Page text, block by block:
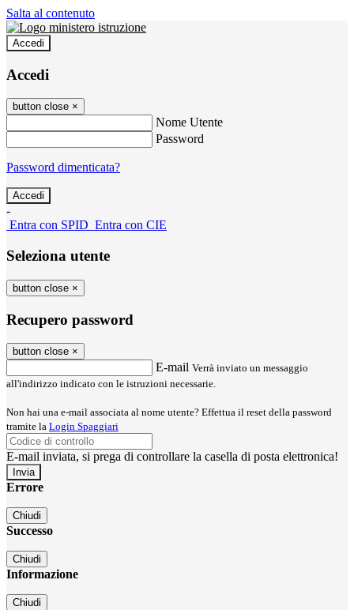
Salta al contenuto
Accedi
Accedi
button close ×
Nome Utente
Password
Password dimenticata?
-
Entra con SPID Entra con CIE
Seleziona utente
button close ×
Recupero password
button close ×
E-mail Verrà inviato un messaggio
all'indirizzo indicato con le istruzioni necessarie.
Non hai una e-mail associata al nome utente? Effettua il reset della password
tramite la Login Spaggiari
E-mail inviata, si prega di controllare la casella di posta elettronica!
Errore
Chiudi
Successo
Chiudi
Informazione
Chiudi